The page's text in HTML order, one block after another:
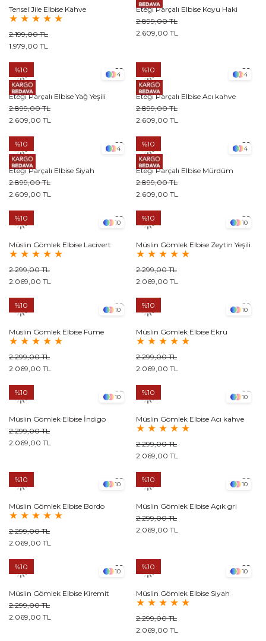
Tensel Jile Elbise Kahve
★ ★ ★ ★ ★
1.979,00 TL
2.199,00 TL
Eteği Parçalı Elbise Koyu Haki
2.609,00 TL
2.899,00 TL
4
Eteği Parçalı Elbise Yağ Yeşili
2.609,00 TL
2.899,00 TL
%10
4
Eteği Parçalı Elbise Acı kahve
2.609,00 TL
2.899,00 TL
%10
4
Eteği Parçalı Elbise Siyah
2.609,00 TL
2.899,00 TL
%10
4
Eteği Parçalı Elbise Mürdüm
2.609,00 TL
2.899,00 TL
%10
10
Müslin Gömlek Elbise Lacivert
★ ★ ★ ★ ★
2.069,00 TL
2.299,00 TL
%10
10
Müslin Gömlek Elbise Zeytin Yeşili
★ ★ ★ ★ ★
2.069,00 TL
2.299,00 TL
%10
10
Müslin Gömlek Elbise Füme
★ ★ ★ ★ ★
2.069,00 TL
2.299,00 TL
%10
10
Müslin Gömlek Elbise Ekru
★ ★ ★ ★ ★
2.069,00 TL
2.299,00 TL
%10
10
Müslin Gömlek Elbise İndigo
2.069,00 TL
2.299,00 TL
%10
10
Müslin Gömlek Elbise Acı kahve
★ ★ ★ ★ ★
2.069,00 TL
2.299,00 TL
%10
10
Müslin Gömlek Elbise Bordo
★ ★ ★ ★ ★
2.069,00 TL
2.299,00 TL
%10
10
Müslin Gömlek Elbise Açık gri
2.069,00 TL
2.299,00 TL
%10
10
Müslin Gömlek Elbise Kiremit
2.069,00 TL
2.299,00 TL
%10
10
Müslin Gömlek Elbise Siyah
★ ★ ★ ★ ★
2.069,00 TL
2.299,00 TL
%10